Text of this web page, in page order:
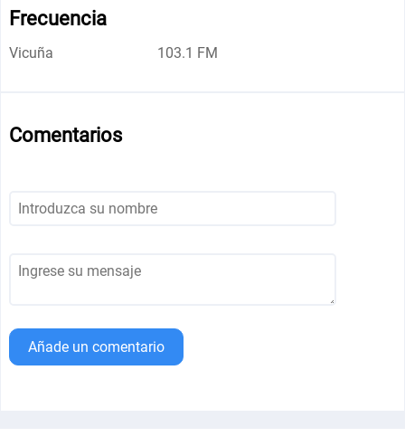
Frecuencia
Vicuña 103.1 FM
Comentarios
Añade un comentario